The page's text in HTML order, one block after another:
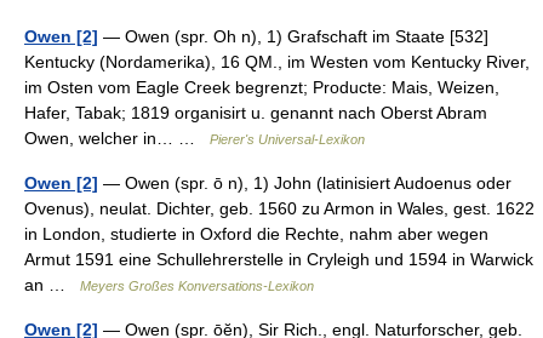
Owen [2] — Owen (spr. Oh n), 1) Grafschaft im Staate [532]
Kentucky (Nordamerika), 16 QM., im Westen vom Kentucky River,
im Osten vom Eagle Creek begrenzt; Producte: Mais, Weizen,
Hafer, Tabak; 1819 organisirt u. genannt nach Oberst Abram
Owen, welcher in… …
Pierer's Universal-Lexikon
Owen [2] — Owen (spr. ō n), 1) John (latinisiert Audoenus oder
Ovenus), neulat. Dichter, geb. 1560 zu Armon in Wales, gest. 1622
in London, studierte in Oxford die Rechte, nahm aber wegen
Armut 1591 eine Schullehrerstelle in Cryleigh und 1594 in Warwick
an …
Meyers Großes Konversations-Lexikon
Owen [2] — Owen (spr. ōĕn), Sir Rich., engl. Naturforscher, geb.